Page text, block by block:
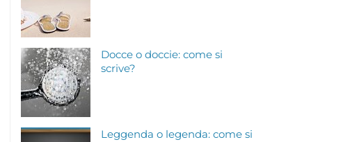
Docce o doccie: come si
scrive?
Leggenda o legenda: come si